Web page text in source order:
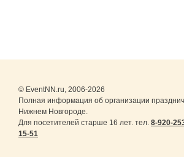
© EventNN.ru, 2006-2026
Полная информация об организации
Нижнем Новгороде.
Для посетителей старше 16 лет. тел. 8-920-
15-51